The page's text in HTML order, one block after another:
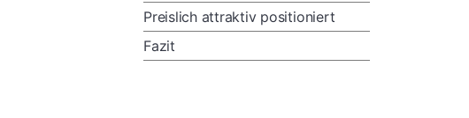
Preislich attraktiv positioniert
Fazit